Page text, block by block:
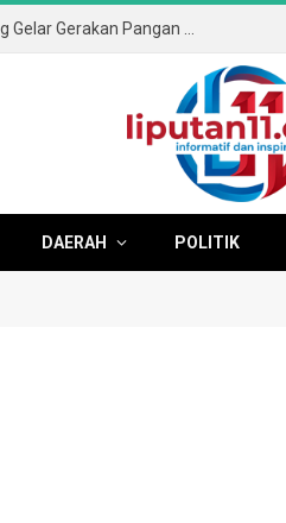
DAERAH POLITIK